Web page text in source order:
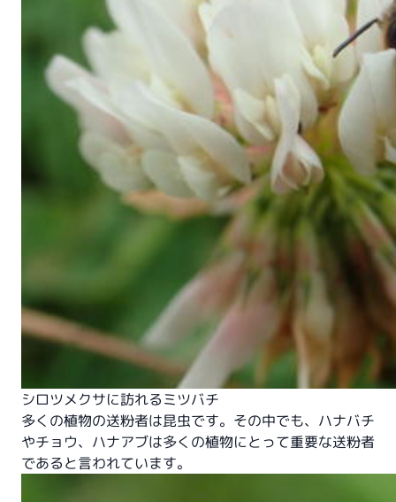
シロツメクサに訪れるミツバチ
多くの植物の送粉者は昆虫です。その中でも、ハナバチ
やチョウ、ハナアブは多くの植物にとって重要な送粉者
であると言われています。